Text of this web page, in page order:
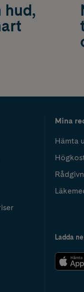
hud,
Mina
Hämta
Ladda